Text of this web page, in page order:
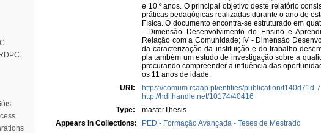
e 10.º anos. O principal objetivo deste relatório
práticas pedagógicas realizadas durante o ano de
Física. O documento encontra-se estruturado em
- Dimensão Desenvolvimento do Ensino e
Relação com a Comunidade; IV - Dimensão
da caracterização da instituição e do trabalho
pla também um estudo de investigação sobre a
procurando compreender a influência das
os 11 anos de idade.
URI:
https://comum.rcaap.pt/entities/publication/
http://hdl.handle.net/10174/40416
Type:
masterThesis
Appears in Collections:
PED - Formação Avançada - Teses de Mestrado